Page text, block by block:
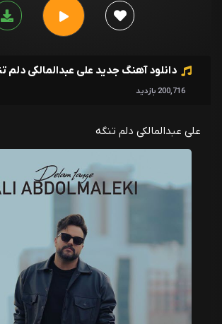
دانلود آهنگ جدید علی عبدالمالکی دلم
200,716 بازدید
علی عبدالمالکی دلم تنگه